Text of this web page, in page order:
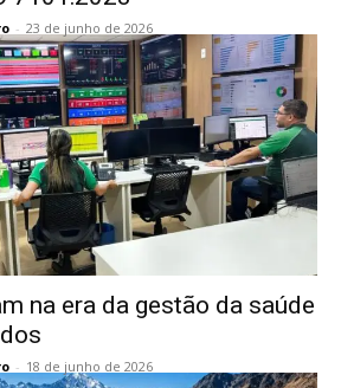
- 23 de junho de 2026
na era da gestão da saúde
- 18 de junho de 2026